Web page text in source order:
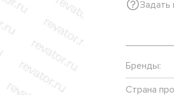
Задать
Бренды:
Страна